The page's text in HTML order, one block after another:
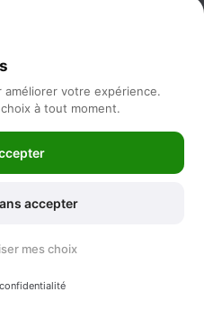
données
votre expérience.
à tout moment.
accepter
mes choix